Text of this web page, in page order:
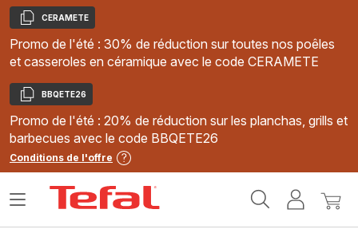
Copier
CERAMETE
Promo de l'été : 30% de réduction sur toutes nos poêles
et casseroles en céramique avec le code CERAMETE
Copier
BBQETE26
Promo de l'été : 20% de réduction sur les planchas, grills et
barbecues avec le code BBQETE26
Conditions de l'offre
MonMon
Ouvrir